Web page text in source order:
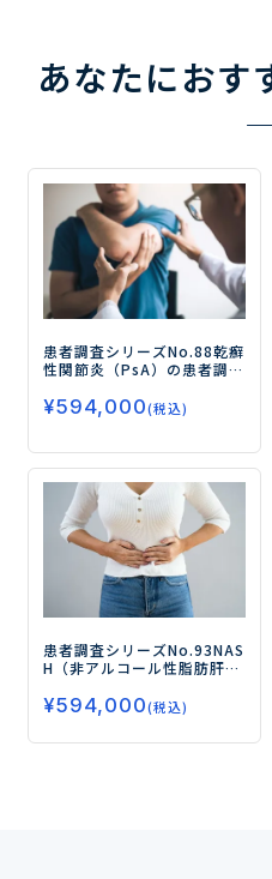
あなたにおす
患者調査シリーズNo.88乾癬
性関節炎（PsA）の患者調査
満足度および新薬ニーズを
¥594,000(税込)
患者調査シリーズNo.93NAS
H（非アルコール性脂肪肝
の治療実態と治療（DTx/治
療薬）ニーズを調査―
¥594,000(税込)